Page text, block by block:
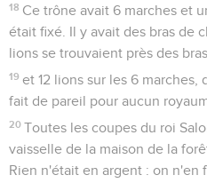
18 Ce trône avait 6 marches et
était fixé. Il y avait des bras de
lions se trouvaient près des bras,
19 et 12 lions sur les 6 marches,
fait de pareil pour aucun
20 Toutes les coupes du roi
vaisselle de la maison de la
Rien n'était en argent : on n'en